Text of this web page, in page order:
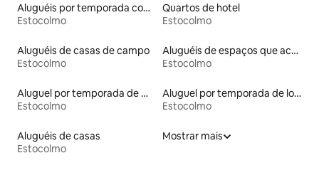
Aluguéis por temporada com suítes privativas
Estocolmo
Quartos de hotel
Estocolmo
Aluguéis de casas de campo
Estocolmo
Aluguéis de espaços que aceitam animais de estimação
Estocolmo
Aluguel por temporada de microcasas
Estocolmo
Aluguel por temporada de lofts
Estocolmo
Aluguéis de casas
Estocolmo
Mostrar mais